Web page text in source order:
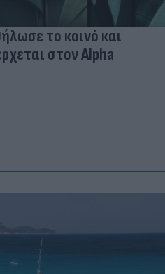
το κοινό και
στον Alpha